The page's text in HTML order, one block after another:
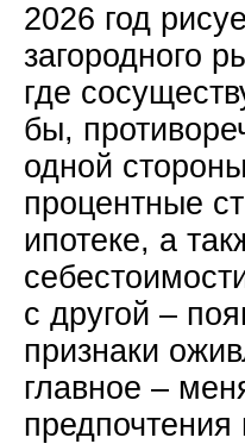
2026 год
загородного
где
бы,
одной
процентные
ипотеке, а
с другой –
признаки
главное –